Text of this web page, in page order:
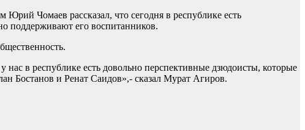
Чомаев рассказал, что сегодня в республике есть
поддерживают его воспитанников.
в республике есть довольно перспективные дзюдоисты, которые
Бостанов и Ренат Саидов»,- сказал Мурат Агиров.